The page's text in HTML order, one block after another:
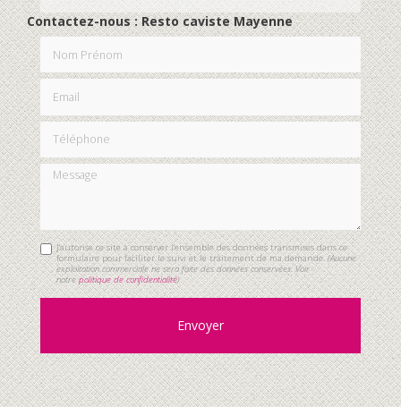
Contactez-nous : Resto caviste Mayenne
Nom Prénom
Email
Téléphone
Message
J'autorise ce site à conserver l'ensemble des données transmises dans ce
formulaire pour faciliter le suivi et le traitement de ma demande.(Aucune
exploitation commerciale ne sera faite des données conservées. Voir
notrepolitique de confidentialité)